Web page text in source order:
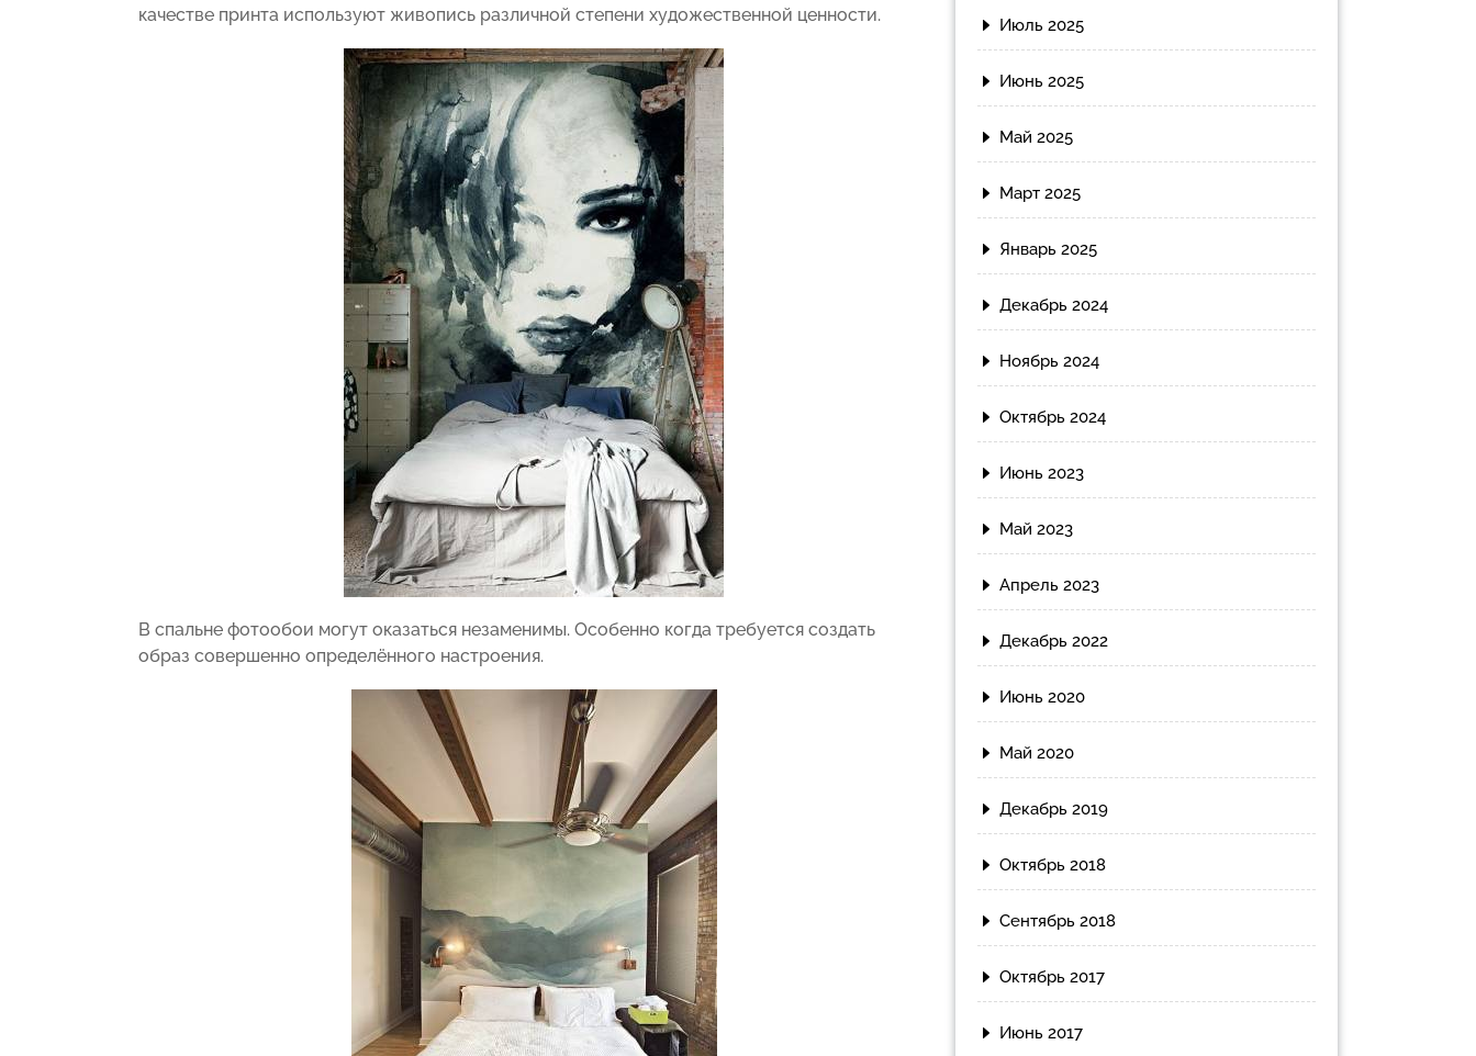
качестве принта используют живопись различной степени художественной ценности.
В спальне фотообои могут оказаться незаменимы. Особенно когда требуется создать
образ совершенно определённого настроения.
Июль 2025
Июнь 2025
Май 2025
Март 2025
Январь 2025
Декабрь 2024
Ноябрь 2024
Октябрь 2024
Июнь 2023
Май 2023
Апрель 2023
Декабрь 2022
Июнь 2020
Май 2020
Декабрь 2019
Октябрь 2018
Сентябрь 2018
Октябрь 2017
Июнь 2017